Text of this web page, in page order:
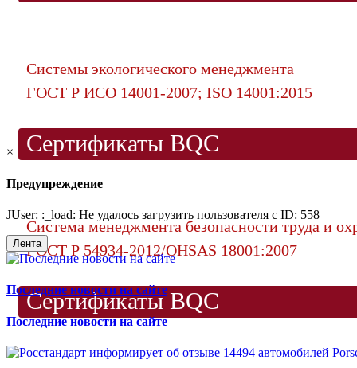
Системы экологического менеджмента
ГОСТ Р ИСО 14001-2007; ISO 14001:2015
Сертификаты BQC
Система менеджмента безопасности труда и
ГОСТ Р 54934-2012/OHSAS 18001:2007
Сертификаты BQC
×
Предупреждение
JUser: :_load: Не удалось загрузить пользователя с ID: 558
Лента
Последние новости на сайте
Последние новости на сайте